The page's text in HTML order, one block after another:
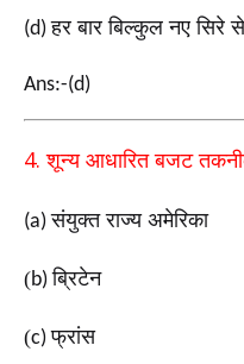
(d)हर बार बिल्कुल नए सिरे
Ans:-(d)
4.शून्य आधारित बजट
(a)संयुक्त राज्य अमेरिका
(b)ब्रिटेन
(c)फ्रांस